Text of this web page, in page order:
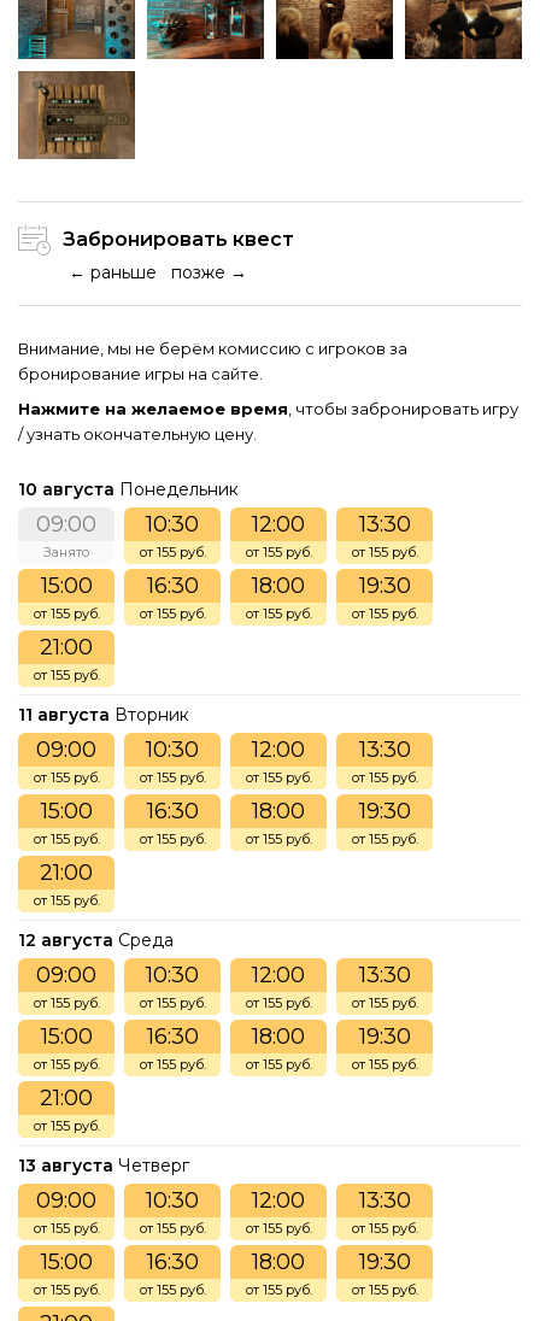
Забронировать квест
← раньше позже →
Внимание, мы не берём комиссию с игроков за
бронирование игры на сайте.
Нажмите на желаемое время , чтобы забронировать игру
/ узнать окончательную цену.
10 августа Понедельник
09:00
Занято
10:30
от 155 руб.
12:00
от 155 руб.
13:30
от 155 руб.
15:00
от 155 руб.
16:30
от 155 руб.
18:00
от 155 руб.
19:30
от 155 руб.
21:00
от 155 руб.
11 августа Вторник
09:00
от 155 руб.
10:30
от 155 руб.
12:00
от 155 руб.
13:30
от 155 руб.
15:00
от 155 руб.
16:30
от 155 руб.
18:00
от 155 руб.
19:30
от 155 руб.
21:00
от 155 руб.
12 августа Среда
09:00
от 155 руб.
10:30
от 155 руб.
12:00
от 155 руб.
13:30
от 155 руб.
15:00
от 155 руб.
16:30
от 155 руб.
18:00
от 155 руб.
19:30
от 155 руб.
21:00
от 155 руб.
13 августа Четверг
09:00
от 155 руб.
10:30
от 155 руб.
12:00
от 155 руб.
13:30
от 155 руб.
15:00
от 155 руб.
16:30
от 155 руб.
18:00
от 155 руб.
19:30
от 155 руб.